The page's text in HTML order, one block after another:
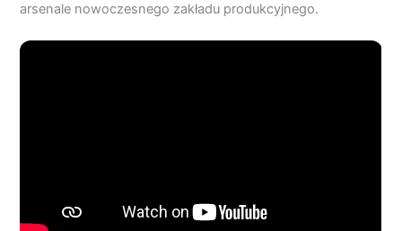
arsenale nowoczesnego zakładu produkcyjnego.